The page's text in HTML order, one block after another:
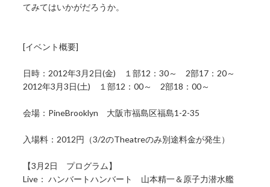
てみてはいかがだろうか。
[イベント概要]
日時：2012年3月2日(金) １部12：30～ 2部17：20～
2012年3月3日(土) １部12：00～ 2部18：00～
会場：PineBrooklyn 大阪市福島区福島1-2-35
入場料：2012円（3/2のTheatreのみ別途料金が発生）
【3月2日 プログラム】
Live： ハンバートハンバート 山本精一＆原子力潜水艦